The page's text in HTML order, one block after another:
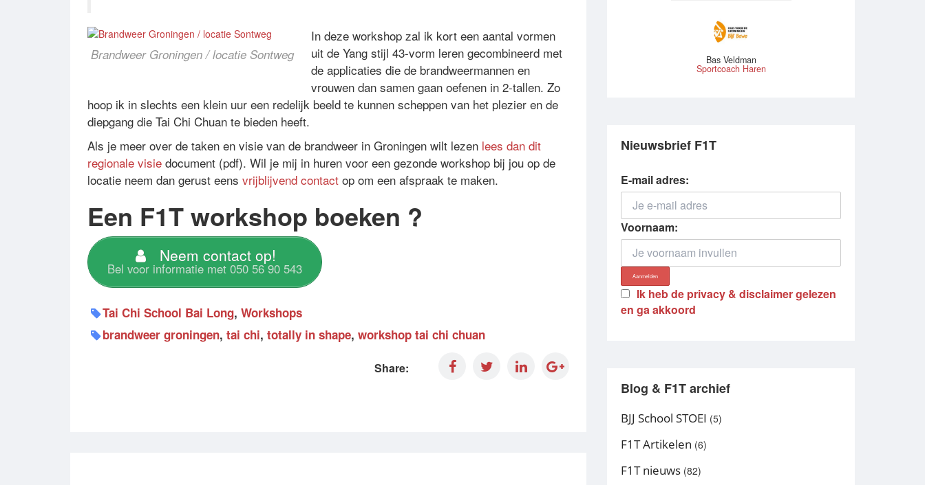
Brandweer Groningen / locatie Sontweg
In deze workshop zal ik kort een aantal vormen
uit de Yang stijl 43-vorm leren gecombineerd met
de applicaties die de brandweermannen en
vrouwen dan samen gaan oefenen in 2-tallen. Zo
hoop ik in slechts een klein uur een redelijk beeld te kunnen scheppen van het plezier en de
diepgang die Tai Chi Chuan te bieden heeft.
Als je meer over de taken en visie van de brandweer in Groningen wilt lezen lees dan dit
regionale visie document (pdf). Wil je mij in huren voor een gezonde workshop bij jou op de
locatie neem dan gerust eens vrijblijvend contact op om een afspraak te maken.
Een F1T workshop boeken ?
Neem contact op!
Bel voor informatie met 050 56 90 543
Tai Chi School Bai Long, Workshops
brandweer groningen, tai chi, totally in shape, workshop tai chi chuan
Share:
Bas Veldman
Sportcoach Haren
Nieuwsbrief F1T
E-mail adres:
Voornaam:
Ik heb de privacy & disclaimer gelezen
en ga akkoord
Blog & F1T archief
BJJ School STOEI (5)
F1T Artikelen (6)
F1T nieuws (82)